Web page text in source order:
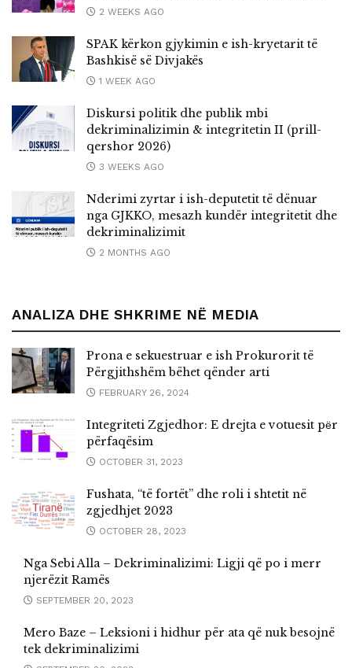
2 WEEKS AGO
SPAK kërkon gjykimin e ish-kryetarit të
Bashkisë së Divjakës
1 WEEK AGO
Diskursi politik dhe publik mbi
dekriminalizimin & integritetin II (prill-
qershor 2026)
3 WEEKS AGO
Nderimi zyrtar i ish-deputetit të dënuar
nga GJKKO, mesazh kundër integritetit dhe
dekriminalizimit
2 MONTHS AGO
ANALIZA DHE SHKRIME NË MEDIA
Prona e sekuestruar e ish Prokurorit të
Përgjithshëm bëhet qënder arti
FEBRUARY 26, 2024
Integriteti Zgjedhor: E drejta e votuesit pёr
përfaqësim
OCTOBER 31, 2023
Fushata, “të fortët” dhe roli i shtetit në
zgjedhjet 2023
OCTOBER 28, 2023
Nga Sebi Alla – Dekriminalizimi: Ligji që po i merr
njerëzit Ramës
SEPTEMBER 20, 2023
Mero Baze – Leksioni i hidhur për ata që nuk besojnë
tek dekriminalizimi